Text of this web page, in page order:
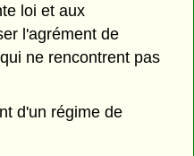
loi et aux
l'agrément de
ne rencontrent pas
d'un régime de